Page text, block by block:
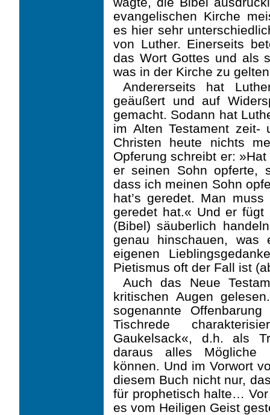
evangelischen Kirche
es hier sehr
von Luther. Einerseits
das Wort Gottes und als
was in der Kirche zu
Andererseits hat
geäußert und auf
gemacht. Sodann hat
im Alten Testament zeit-
Christen heute nichts
Opferung schreibt er:
er seinen Sohn opferte,
dass ich meinen Sohn
hat’s geredet. Man
geredet hat.« Und er
(Bibel) säuberlich
genau hinschauen, was
eigenen
Pietismus oft der Fall ist
Auch das Neue
kritischen Augen
sogenannte
Tischrede
Gaukelsack«, d.h. als
daraus alles Mögliche
können. Und im Vorwort
diesem Buch nicht nur,
für prophetisch halte…
es vom Heiligen Geist